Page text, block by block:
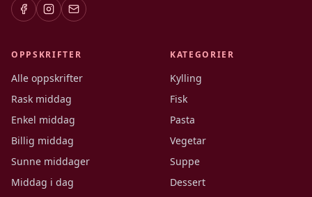
OPPSKRIFTER
Alle oppskrifter
Rask middag
Enkel middag
Billig middag
Sunne middager
Middag i dag
KATEGORIER
Kylling
Fisk
Pasta
Vegetar
Suppe
Dessert